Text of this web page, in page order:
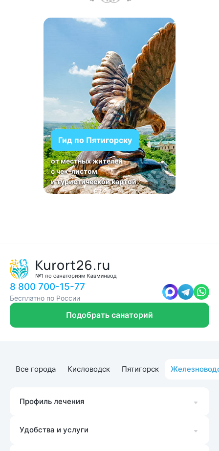
Гид по Пятигорску
от местных жителей
с чек-листом
и туристической картой
8 800 700-15-77
Бесплатно по России
Подобрать санаторий
Все города Кисловодск Пятигорск
Профиль лечения
Удобства и услуги